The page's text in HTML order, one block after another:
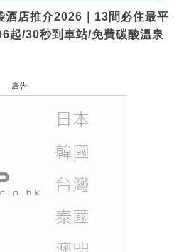
酒店推介2026｜13間必住最平
起/30秒到車站/免費碳酸溫泉
廣告